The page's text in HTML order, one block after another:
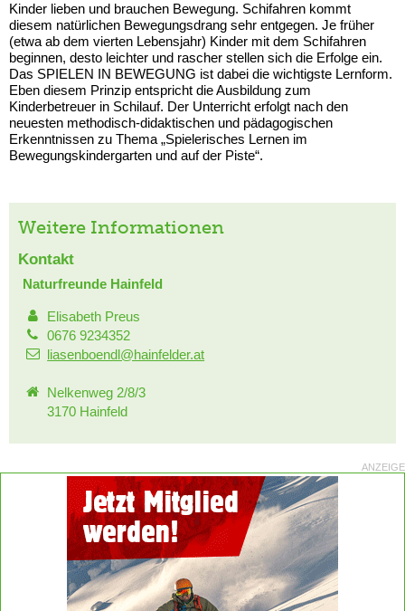
Kinder lieben und brauchen Bewegung. Schifahren kommt
diesem natürlichen Bewegungsdrang sehr entgegen. Je früher
(etwa ab dem vierten Lebensjahr) Kinder mit dem Schifahren
beginnen, desto leichter und rascher stellen sich die Erfolge ein.
Das SPIELEN IN BEWEGUNG ist dabei die wichtigste Lernform.
Eben diesem Prinzip entspricht die Ausbildung zum
Kinderbetreuer in Schilauf. Der Unterricht erfolgt nach den
neuesten methodisch-didaktischen und pädagogischen
Erkenntnissen zu Thema „Spielerisches Lernen im
Bewegungskindergarten und auf der Piste“.
Weitere Informationen
Kontakt
Naturfreunde Hainfeld
Elisabeth Preus
0676 9234352
liasenboendl@hainfelder.at
Nelkenweg 2/8/3
3170 Hainfeld
ANZEIGE